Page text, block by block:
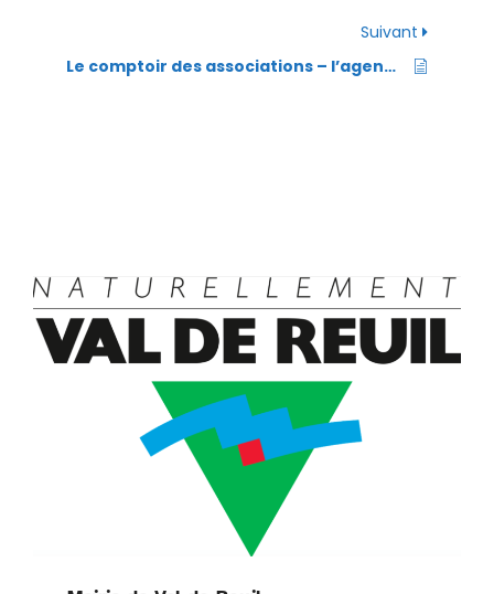
Suivant
Le comptoir des associations – l’agenda de la vie associative rolivaloise